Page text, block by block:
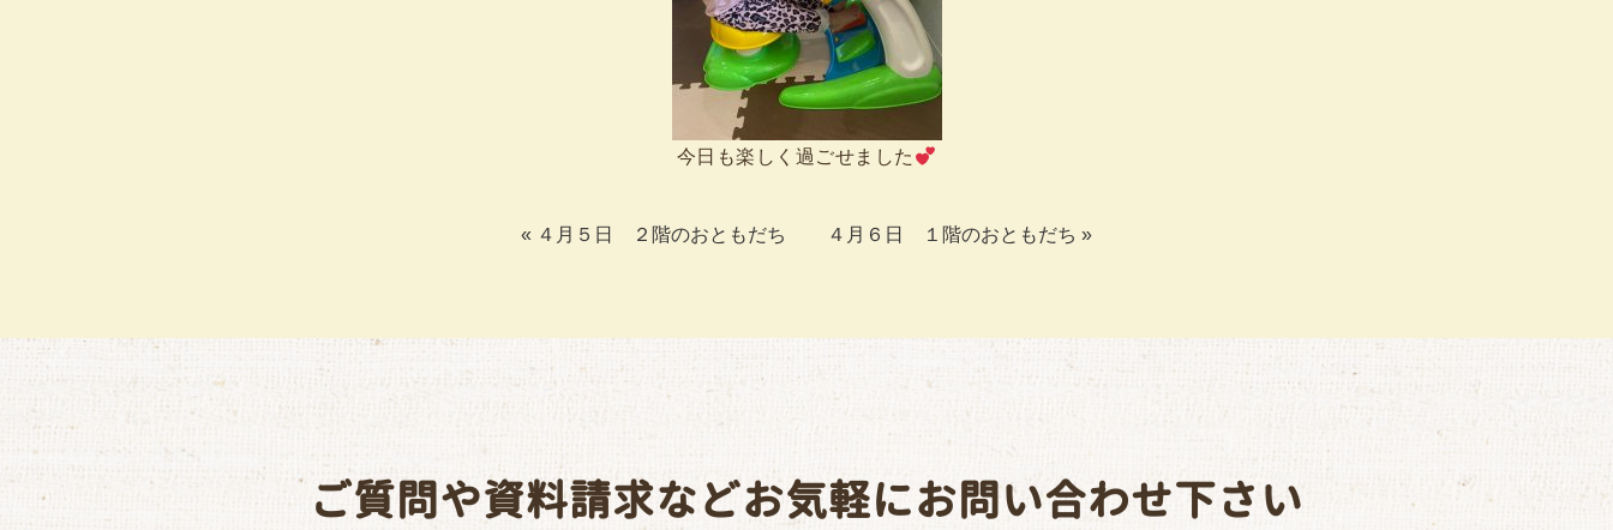
今日も楽しく過ごせました
« ４月５日 ２階のおともだち ４月６日 １階のおともだち »
ご質問や資料請求などお気軽にお問い合わせ下さい